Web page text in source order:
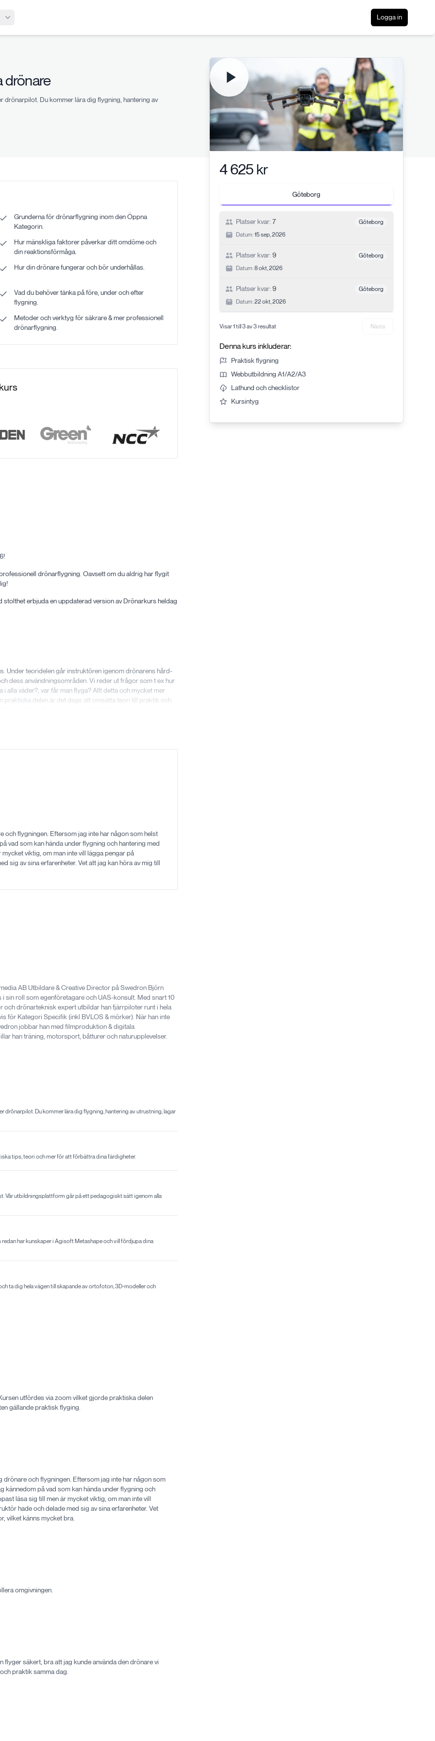
Logga in
drönare
drönarpilot. Du kommer lära dig flygning, hantering av
4 625 kr
Göteborg
Platser kvar: 7
Göteborg
Datum:15 sep, 2026
Platser kvar: 9
Göteborg
Datum:8 okt, 2026
Platser kvar: 9
Göteborg
Datum:22 okt, 2026
Visar1till3av3resultat Nästa
Denna kurs inkluderar:
Praktisk flygning
Webbutbildning A1/A2/A3
Lathund och checklistor
Kursintyg
Grunderna för drönarflygning inom den Öppna
Kategorin.
Hur mänskliga faktorer påverkar ditt omdöme och
din reaktionsförmåga.
Hur din drönare fungerar och bör underhållas.
Vad du behöver tänka på före, under och efter
flygning.
Metoder och verktyg för säkrare & mer professionell
drönarflygning.
drönarflygning. Oavsett om du aldrig har flygit
erbjuda en uppdaterad version av Drönarkurs heldag
Under teoridelen går instruktören igenom drönarens hård-
dess användningsområden. Vi reder ut frågor som t ex hur
alla väder?, var får man flyga? Allt detta och mycket mer
praktiska delen är det dags att omsätta teori till praktik och
är enbart Transportstyrelsen som kan utfärda ett drönarkort.
dina nya kunskaper i verkligheten. Vid ett
på olika moment så att flygningen blir så säker som
också träna upp din motorik genom att flyga enligt specifika
där du får lära dig mer ingående om gällande lagar och
del- och slutprov är du väl förberedd för att göra det
och flygningen. Eftersom jag inte har någon som helst
vad som kan hända under flygning och hantering med
viktig, om man inte vill lägga pengar på
sig av sina erfarenheter. Vet att jag kan höra av mig till
AB Utbildare & Creative Director på Swedron Björn
sin roll som egenföretagare och UAS-konsult. Med snart 10
drönarteknisk expert utbildar han fjärrpiloter runt i hela
för Kategori Specifik (inkl BVLOS & mörker). När han inte
jobbar han med filmproduktion & digitala
han träning, motorsport, båtturer och naturupplevelser.
drönarpilot. Du kommer lära dig flygning, hantering av utrustning, lagar
tips, teori och mer för att förbättra dina färdigheter.
Vår utbildningsplattform går på ett pedagogiskt sätt igenom alla
har kunskaper i Agisoft Metashape och vill fördjupa dina
ta dig hela vägen till skapande av ortofoton, 3D-modeller och
utfördes via zoom vilket gjorde praktiska delen
gällande praktisk flyging.
och flygningen. Eftersom jag inte har någon som
kännedom på vad som kan hända under flygning och
läsa sig till men är mycket viktig, om man inte vill
hade och delade med sig av sina erfarenheter. Vet
vilket känns mycket bra.
omgivningen.
säkert, bra att jag kunde använda den drönare vi
praktik samma dag.